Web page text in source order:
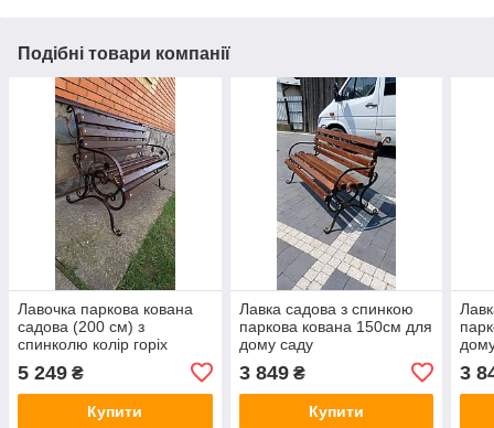
Подібні товари компанії
Лавочка паркова кована
садова (200 см) з
спинколю колір горіх
5 249 ₴
Купити
Лавка садова з спинкою
паркова кована 150см для
дому саду
3 849₴
Купити
3